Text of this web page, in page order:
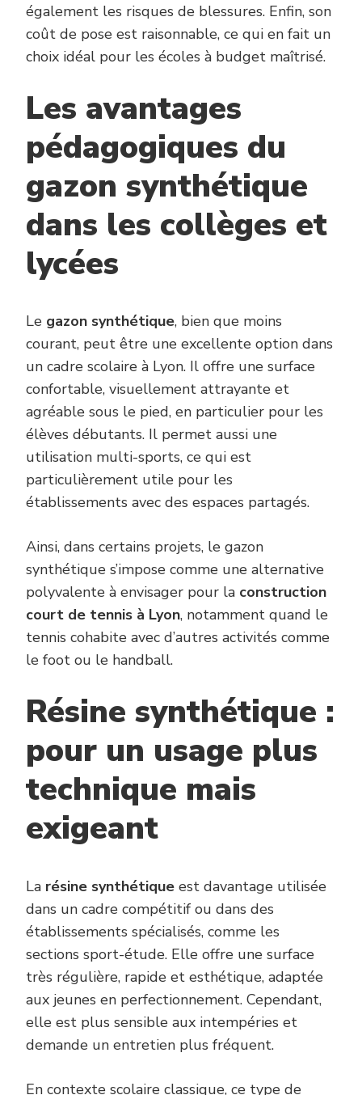
également les risques de blessures. Enfin, son
coût de pose est raisonnable, ce qui en fait un
choix idéal pour les écoles à budget maîtrisé.
Les avantages
pédagogiques du
gazon synthétique
dans les collèges et
lycées
Le gazon synthétique, bien que moins
courant, peut être une excellente option dans
un cadre scolaire à Lyon. Il offre une surface
confortable, visuellement attrayante et
agréable sous le pied, en particulier pour les
élèves débutants. Il permet aussi une
utilisation multi-sports, ce qui est
particulièrement utile pour les
établissements avec des espaces partagés.
Ainsi, dans certains projets, le gazon
synthétique s’impose comme une alternative
polyvalente à envisager pour la construction
court de tennis à Lyon, notamment quand le
tennis cohabite avec d’autres activités comme
le foot ou le handball.
Résine synthétique :
pour un usage plus
technique mais
exigeant
La résine synthétique est davantage utilisée
dans un cadre compétitif ou dans des
établissements spécialisés, comme les
sections sport-étude. Elle offre une surface
très régulière, rapide et esthétique, adaptée
aux jeunes en perfectionnement. Cependant,
elle est plus sensible aux intempéries et
demande un entretien plus fréquent.
En contexte scolaire classique, ce type de